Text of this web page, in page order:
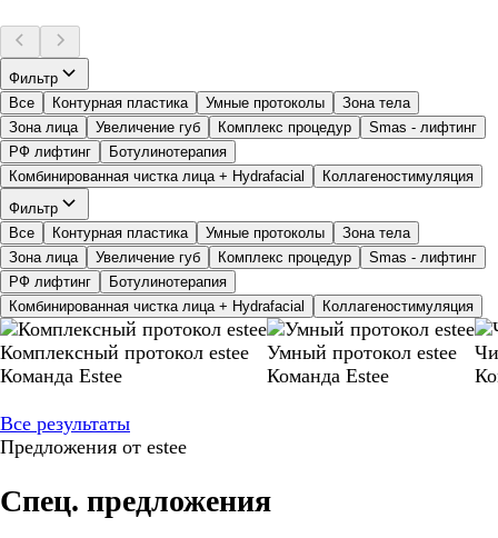
Фильтр
Все
Контурная пластика Умные протоколы
Зона тела
Зона лица
Увеличение губ Комплекс процедур
Smas - лифтинг
РФ лифтинг
Ботулинотерапия
Комбинированная чистка лица + Hydrafacial
Коллагеностимуляция
Фильтр
Все
Контурная пластика Умные протоколы
Зона тела
Зона лица
Увеличение губ Комплекс процедур
Smas - лифтинг
РФ лифтинг
Ботулинотерапия
Комбинированная чистка лица + Hydrafacial
Коллагеностимуляция
Комплексный протокол estee
Команда Estee
Умный протокол estee
Команда Estee
Все результаты
Предложения от estee
Спец. предложения